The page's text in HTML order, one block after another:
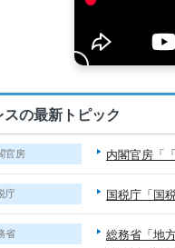
の最新トピック
官房 内閣官房「
庁 国税庁「国
省
総務省「地